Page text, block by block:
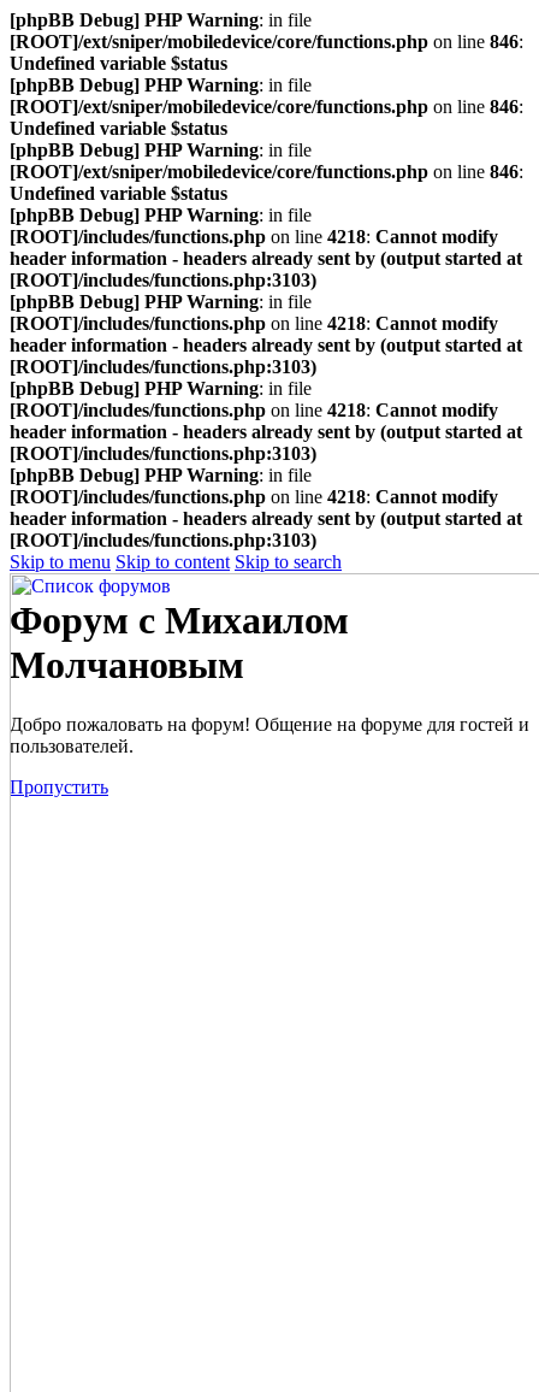
[phpBB Debug] PHP Warning: in file
[ROOT]/ext/sniper/mobiledevice/core/functions.php on line 846:
Undefined variable $status
[phpBB Debug] PHP Warning: in file
[ROOT]/ext/sniper/mobiledevice/core/functions.php on line 846:
Undefined variable $status
[phpBB Debug] PHP Warning: in file
[ROOT]/ext/sniper/mobiledevice/core/functions.php on line 846:
Undefined variable $status
[phpBB Debug] PHP Warning: in file
[ROOT]/includes/functions.php on line 4218: Cannot modify
header information - headers already sent by (output started at
[ROOT]/includes/functions.php:3103)
[phpBB Debug] PHP Warning: in file
[ROOT]/includes/functions.php on line 4218: Cannot modify
header information - headers already sent by (output started at
[ROOT]/includes/functions.php:3103)
[phpBB Debug] PHP Warning: in file
[ROOT]/includes/functions.php on line 4218: Cannot modify
header information - headers already sent by (output started at
[ROOT]/includes/functions.php:3103)
[phpBB Debug] PHP Warning: in file
[ROOT]/includes/functions.php on line 4218: Cannot modify
header information - headers already sent by (output started at
[ROOT]/includes/functions.php:3103)
Skip to menu Skip to content Skip to search
Форум с Михаилом
Молчановым
Добро пожаловать на форум! Общение на форуме для гостей и
пользователей.
Пропустить